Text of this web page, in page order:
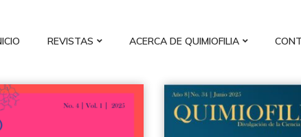
REVISTAS ACERCA DE QUIMIOFILIA